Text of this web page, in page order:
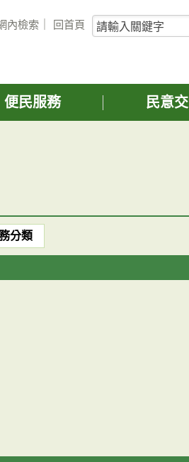
內檢索 回首頁
關
鍵
詢
便民服務 民意
分類